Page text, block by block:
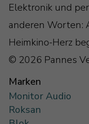
Elektronik und
anderen Worten:
Heimkino-Herz
© 2026 Pannes
Marken
Monitor Audio
Roksan